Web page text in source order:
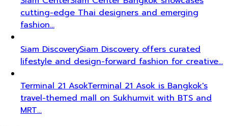
cutting-edge Thai designers and emerging
fashion…
Siam DiscoverySiam Discovery offers curated
lifestyle and design-forward fashion for creative…
Terminal 21 AsokTerminal 21 Asok is Bangkok's
travel-themed mall on Sukhumvit with BTS and
MRT…